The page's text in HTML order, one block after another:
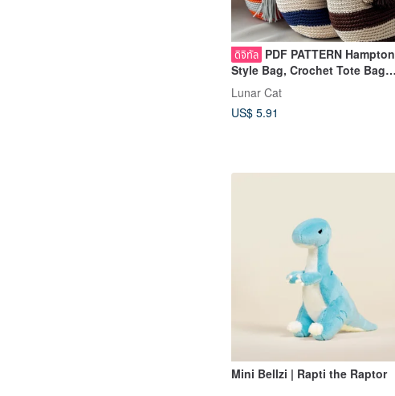
ดิจิทัล PDF PATTERN Hampton
Style Bag, Crochet Tote Bag
Pattern
Lunar Cat
US$ 5.91
Mini Bellzi | Rapti the Raptor